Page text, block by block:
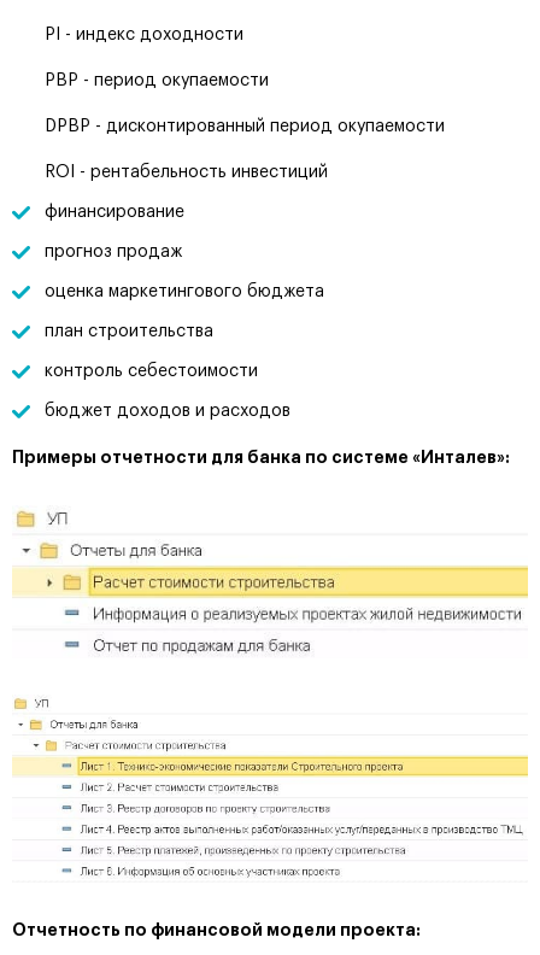
PI - индекс доходности
PBP - период окупаемости
DPBP - дисконтированный период окупаемости
ROI - рентабельность инвестиций
финансирование
прогноз продаж
оценка маркетингового бюджета
план строительства
контроль себестоимости
бюджет доходов и расходов
Примеры отчетности для банка по системе «Инталев»:
Отчетность по финансовой модели проекта: